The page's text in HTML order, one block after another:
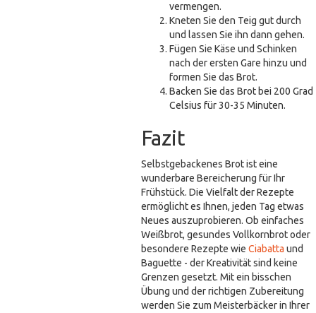
vermengen.
Kneten Sie den Teig gut durch
und lassen Sie ihn dann gehen.
Fügen Sie Käse und Schinken
nach der ersten Gare hinzu und
formen Sie das Brot.
Backen Sie das Brot bei 200 Grad
Celsius für 30-35 Minuten.
Fazit
Selbstgebackenes Brot ist eine
wunderbare Bereicherung für Ihr
Frühstück. Die Vielfalt der Rezepte
ermöglicht es Ihnen, jeden Tag etwas
Neues auszuprobieren. Ob einfaches
Weißbrot, gesundes Vollkornbrot oder
besondere Rezepte wie Ciabatta und
Baguette - der Kreativität sind keine
Grenzen gesetzt. Mit ein bisschen
Übung und der richtigen Zubereitung
werden Sie zum Meisterbäcker in Ihrer